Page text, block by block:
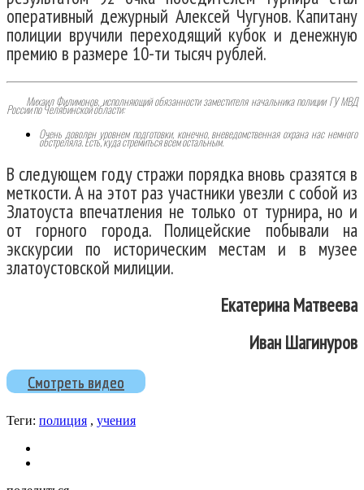
оперативный дежурный Алексей Чугунов. Капитану
полиции вручили переходящий кубок и денежную
премию в размере 10-ти тысяч рублей.
Михаил Филимонов, исполняющий обязанности заместителя начальника полиции ГУ МВД
России по Челябинской области:
Очень доволен уровнем подготовки, конечно, вневедомственная охрана нас немного
обстреляла. Есть, куда стремиться всем остальным.
В следующем году стражи порядка вновь сразятся в
меткости. А на этот раз участники увезли с собой из
Златоуста впечатления не только от турнира, но и
от горного города. Полицейские побывали на
экскурсии по историческим местам и в музее
златоустовской милиции.
Екатерина Матвеева
Иван Шагинуров
Смотреть видео
Теги: полиция , учения